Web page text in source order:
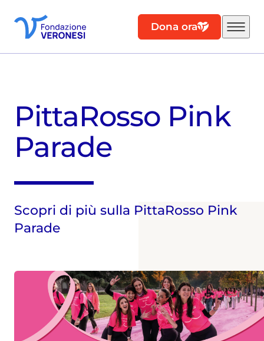
Dona ora
PittaRosso Pink
Parade
Scopri di più sulla PittaRosso Pink
Parade